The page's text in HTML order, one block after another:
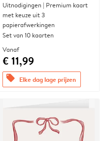
Uitnodigingen | Premium kaart
met keuze uit 3
papierafwerkingen
Set van 10 kaarten
Vanaf
€ 11,99
offers Elke dag lage prijzen